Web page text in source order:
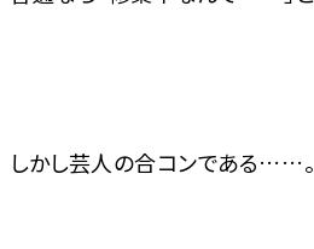
しかし芸人の合コンである……。